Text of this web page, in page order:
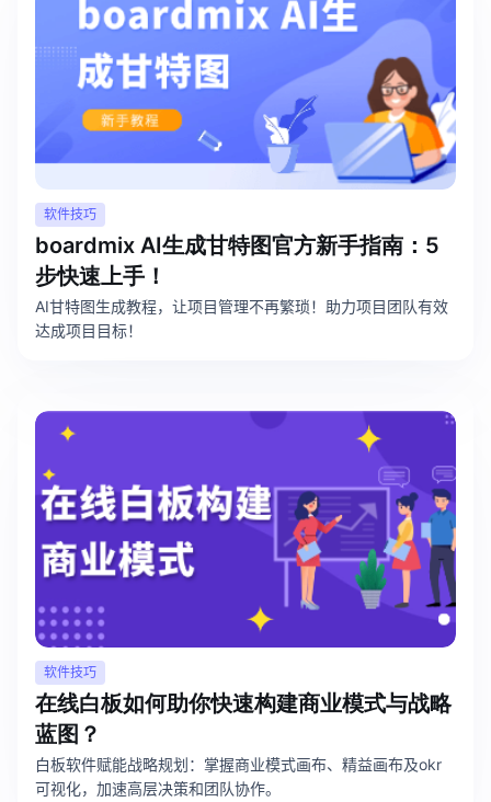
软件技巧
boardmix AI生成甘特图官方新手指南：5
步快速上手！
AI甘特图生成教程，让项目管理不再繁琐！助力项目团队有效
达成项目目标！
软件技巧
在线白板如何助你快速构建商业模式与战略
蓝图？
白板软件赋能战略规划：掌握商业模式画布、精益画布及okr
可视化，加速高层决策和团队协作。